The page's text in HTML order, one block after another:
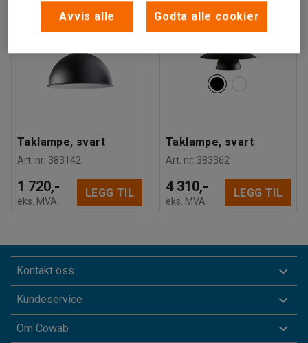
Taklampe, svart
Art. nr: 383142
1 720,-
eks. MVA
LEGG TIL
Taklampe, svart
Art. nr: 383362
4 310,-
eks. MVA
LEGG TIL
Kontakt oss
Kundeservice
Om Cowab
Avvis alle Godta alle cookier